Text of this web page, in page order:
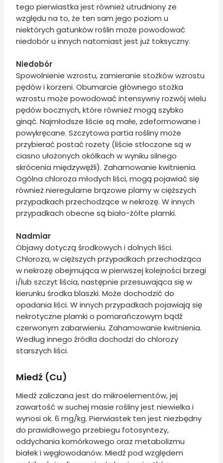
tego pierwiastka jest również utrudniony ze
względu na to, że ten sam jego poziom u
niektórych gatunków roślin może powodować
niedobór u innych natomiast jest już toksyczny.
Niedobór
Spowolnienie wzrostu, zamieranie stożków wzrostu
pędów i korzeni. Obumarcie głównego stożka
wzrostu może powodować intensywny rozwój wielu
pędów bocznych, które również mogą szybko
ginąć. Najmłodsze liście są małe, zdeformowane i
powykręcane. Szczytowa partia rośliny może
przybierać postać rozety (liście stłoczone są w
ciasno ułożonych okółkach w wyniku silnego
skrócenia międzywęźli). Zahamowanie kwitnienia.
Ogólna chloroza młodych liści, mogą pojawiać się
również nieregularne brązowe plamy w cięższych
przypadkach przechodzące w nekrozę. W innych
przypadkach obecne są biało-żółte plamki.
Nadmiar
Objawy dotyczą środkowych i dolnych liści.
Chloroza, w cięższych przypadkach przechodząca
w nekrozę obejmująca w pierwszej kolejności brzegi
i/lub szczyt liścia, następnie przesuwająca się w
kierunku środka blaszki. Może dochodzić do
opadania liści. W innych przypadkach pojawiają się
nekrotyczne plamki o pomarańczowym bądź
czerwonym zabarwieniu. Zahamowanie kwitnienia.
Według innego źródła dochodzi do chlorozy
starszych liści.
Miedź (Cu)
Miedź zaliczana jest do mikroelementów, jej
zawartość w suchej masie rośliny jest niewielka i
wynosi ok. 6 mg/kg. Pierwiastek ten jest niezbędny
do prawidłowego przebiegu fotosyntezy,
oddychania komórkowego oraz metabolizmu
białek i węglowodanów. Miedź pod względem